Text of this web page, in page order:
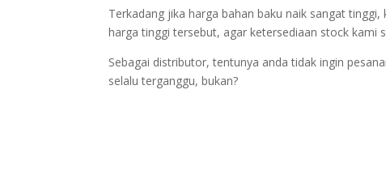
Terkadang jika harga bahan baku naik sangat
harga tinggi tersebut, agar ketersediaan stock kami
Sebagai distributor, tentunya anda tidak ingin
selalu terganggu, bukan?